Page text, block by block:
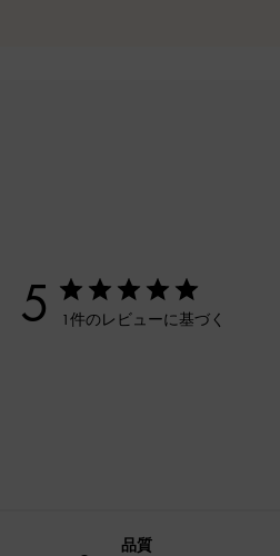
5 1件のレビューに基づく
品質